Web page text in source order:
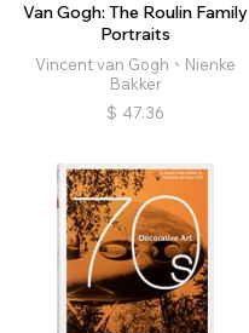
Van Gogh: The Roulin Family
Portraits
Vincent van Gogh、Nienke
Bakker
$ 47.36